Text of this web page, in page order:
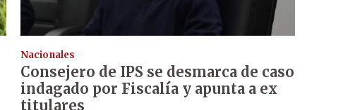
Nacionales
Consejero de IPS se desmarca de caso
indagado por Fiscalía y apunta a ex
titulares